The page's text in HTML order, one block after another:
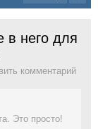
в него для
комментарий
Это просто!